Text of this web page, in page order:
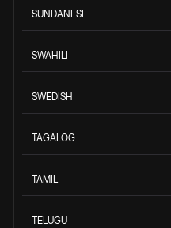
SUNDANESE
SWAHILI
SWEDISH
TAGALOG
TAMIL
TELUGU